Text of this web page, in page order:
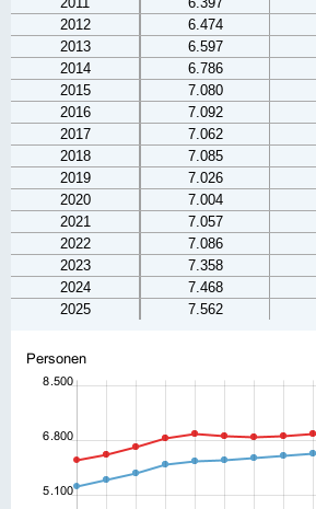
2012
6.474
2013
6.597
2014
6.786
2015
7.080
2016
7.092
2017
7.062
2018
7.085
2019
7.026
2020
7.004
2021
7.057
2022
7.086
2023
7.358
2024
7.468
2025
7.562